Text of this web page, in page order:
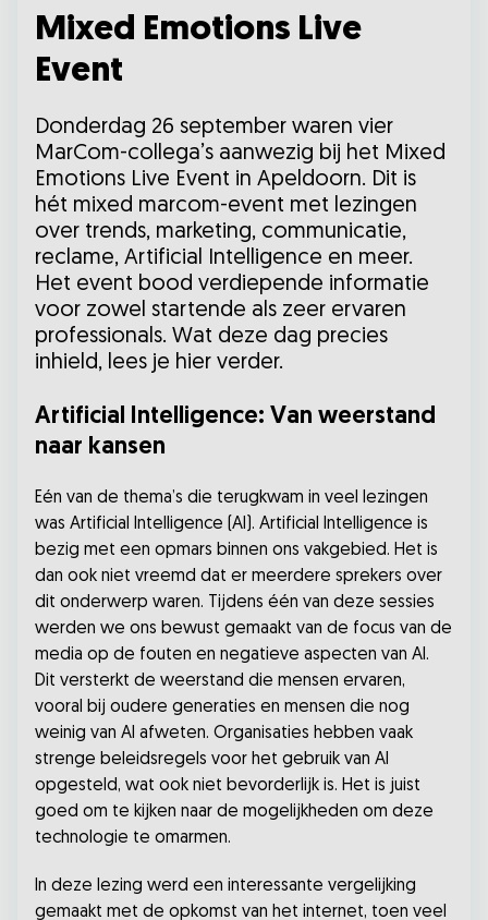
Mixed Emotions Live
Event
Donderdag 26 september waren vier
MarCom-collega’s aanwezig bij het Mixed
Emotions Live Event in Apeldoorn. Dit is
hét mixed marcom-event met lezingen
over trends, marketing, communicatie,
reclame, Artificial Intelligence en meer.
Het event bood verdiepende informatie
voor zowel startende als zeer ervaren
professionals. Wat deze dag precies
inhield, lees je hier verder.
Artificial Intelligence: Van weerstand
naar kansen
Eén van de thema’s die terugkwam in veel lezingen
was Artificial Intelligence (AI). Artificial Intelligence is
bezig met een opmars binnen ons vakgebied. Het is
dan ook niet vreemd dat er meerdere sprekers over
dit onderwerp waren. Tijdens één van deze sessies
werden we ons bewust gemaakt van de focus van de
media op de fouten en negatieve aspecten van AI.
Dit versterkt de weerstand die mensen ervaren,
vooral bij oudere generaties en mensen die nog
weinig van AI afweten. Organisaties hebben vaak
strenge beleidsregels voor het gebruik van AI
opgesteld, wat ook niet bevorderlijk is. Het is juist
goed om te kijken naar de mogelijkheden om deze
technologie te omarmen.
In deze lezing werd een interessante vergelijking
gemaakt met de opkomst van het internet, toen veel